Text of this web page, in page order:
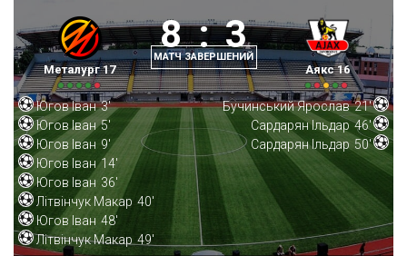
Металург 17
8 : 3
МАТЧ ЗАВЕРШЕНИЙ
Аякс 16
Югов Іван 3'
Югов Іван 5'
Югов Іван 9'
Югов Іван 14'
Югов Іван 36'
Літвінчук Макар 40'
Югов Іван 48'
Літвінчук Макар 49'
Бучинський Ярослав 21'
Сардарян Ільдар 46'
Сардарян Ільдар 50'